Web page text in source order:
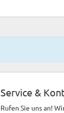
Service &
Rufen Sie uns an!